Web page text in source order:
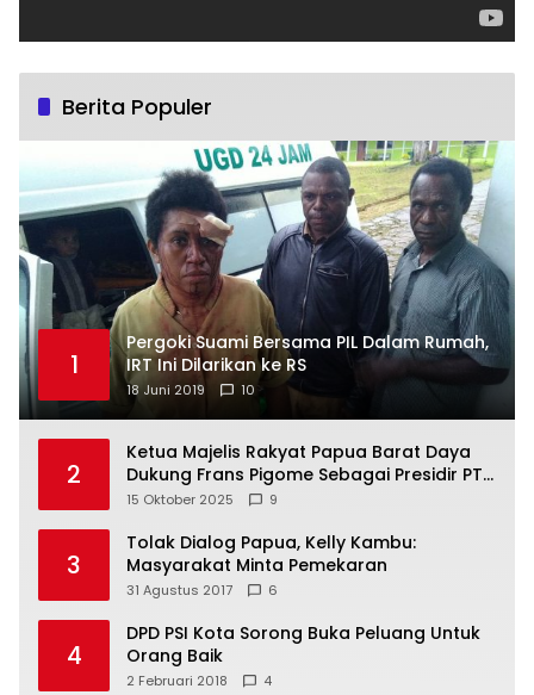
Berita Populer
1
Pergoki Suami Bersama PIL Dalam Rumah,
IRT Ini Dilarikan ke RS
18 Juni 2019 10
2
Ketua Majelis Rakyat Papua Barat Daya
Dukung Frans Pigome Sebagai Presidir PT
Freeport Indonesia
15 Oktober 2025 9
3
Tolak Dialog Papua, Kelly Kambu:
Masyarakat Minta Pemekaran
31 Agustus 2017 6
4
DPD PSI Kota Sorong Buka Peluang Untuk
Orang Baik
2 Februari 2018 4